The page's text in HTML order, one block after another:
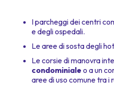
I parcheggi dei centri
e degli ospedali.
Le aree di sosta degli
Le corsie di manovra
condominiale o a un
aree di uso comune tra i